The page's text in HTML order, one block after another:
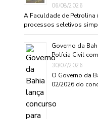
06/08/2026
A Faculdade de
processos seletivos
Governo da
Polícia Civil
30/07/2026
O Governo da
02/2026 do